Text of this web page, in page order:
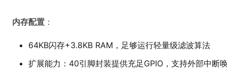
内存配置 ：
64KB闪存+3.8KB RAM，足够运行轻量级滤波算法
扩展能力：40引脚封装提供充足GPIO，支持外部中断